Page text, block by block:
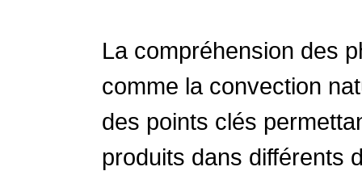
La compréhension des
comme la convection
des points clés
produits dans différents